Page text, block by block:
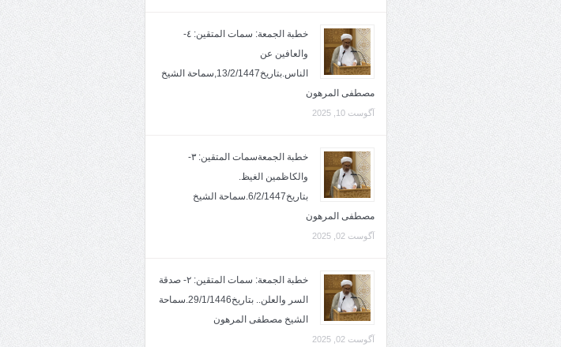
خطبة الجمعة: سمات المتقين: ٤-
والعافين عن
الناس.بتاريخ13/2/1447,سماحة الشيخ
مصطفى المرهون
آگوست 10, 2025
خطبة الجمعةسمات المتقين: ٣-
والكاظمين الغيظ.
بتاريخ6/2/1447.سماحة الشيخ
مصطفى المرهون
آگوست 02, 2025
خطبة الجمعة: سمات المتقين: ٢- صدقة
السر والعلن.. بتاريخ29/1/1446.سماحة
الشيخ مصطفى المرهون
آگوست 02, 2025